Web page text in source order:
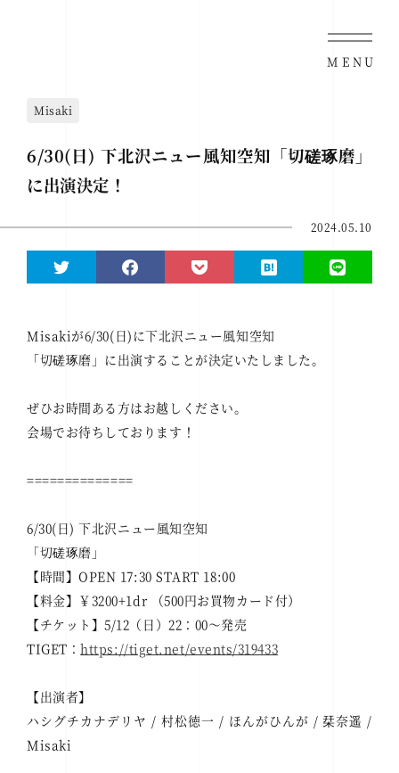
MENU
Misaki
6/30(日) 下北沢ニュー風知空知「切磋琢磨」
に出演決定！
2024.05.10
Misakiが6/30(日)に下北沢ニュー風知空知
「切磋琢磨」に出演することが決定いたしました。
ぜひお時間ある方はお越しください。
会場でお待ちしております！
==============
6/30(日) 下北沢ニュー風知空知
「切磋琢磨」
【時間】OPEN 17:30 START 18:00
【料金】￥3200+1dr （500円お買物カード付）
【チケット】5/12（日）22：00～発売
TIGET：https://tiget.net/events/319433
【出演者】
ハシグチカナデリヤ / 村松徳一 / ほんがひんが / 栞奈遥 /
Misaki